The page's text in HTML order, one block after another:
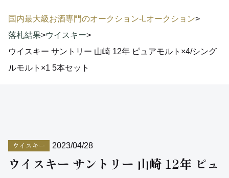
国内最大級お酒専門のオークション-Lオークション>
落札結果>ウイスキー>
ウイスキー サントリー 山崎 12年 ピュアモルト×4/シング
ルモルト×1 5本セット
ウイスキー 2023/04/28
ウイスキー サントリー 山崎 12年 ピュ